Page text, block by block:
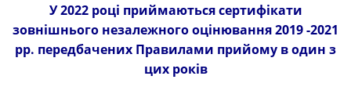
У 2022 році приймаються сертифікати
зовнішнього незалежного оцінювання 2019 -2021
рр. передбачених Правилами прийому в один з
цих років